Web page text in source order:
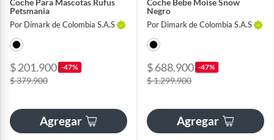
Coche Para Mascotas Rufus
Petsmania
Por Dimark de Colombia S.A.S
$ 201.900 -47%
$ 379.900
Agregar
Coche Bebe Moise Snow
Negro
Por Dimark de Colombia S.A.S
$ 688.900 -47%
$ 1.299.900
Agregar